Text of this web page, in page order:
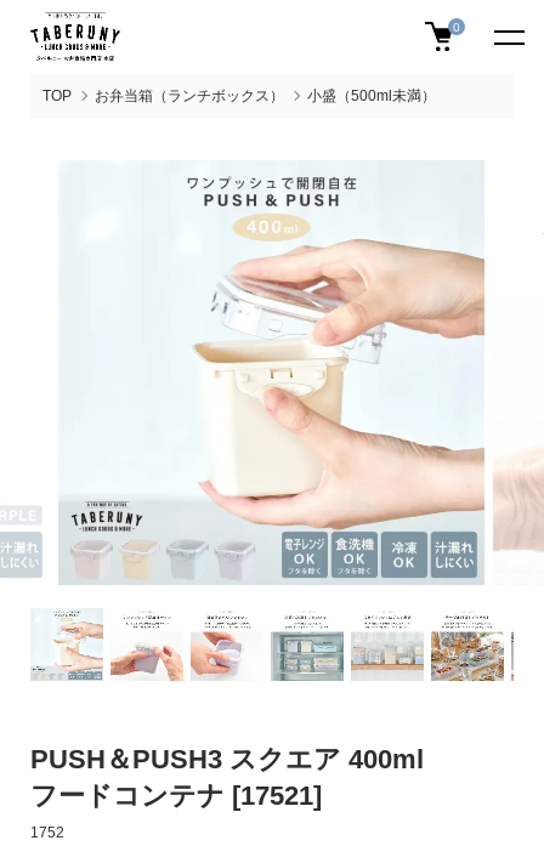
0
TOP お弁当箱（ランチボックス） 小盛（500ml未満）
PUSH＆PUSH3 スクエア 400ml
フードコンテナ [17521]
1752